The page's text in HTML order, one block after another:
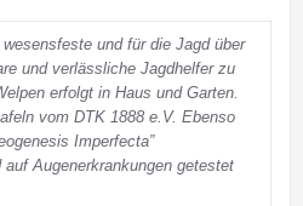
und für die Jagd über
und verlässliche Jagdhelfer zu
erfolgt in Haus und Garten.
vom DTK 1888 e.V. Ebenso
Imperfecta”
Augenerkrankungen getestet